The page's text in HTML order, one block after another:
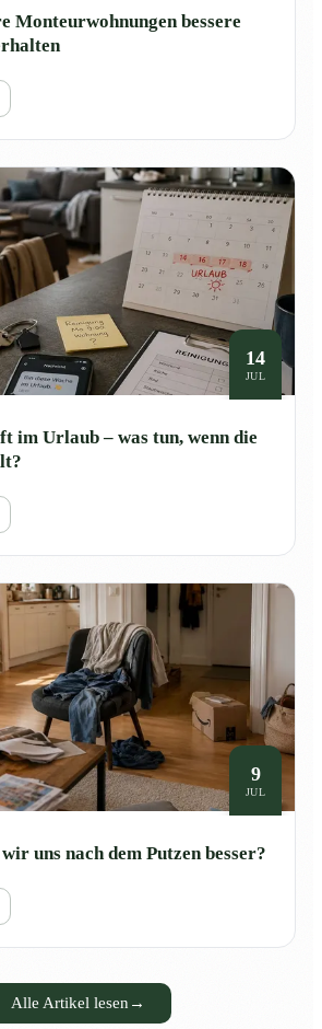
Monteurwohnungen bessere
14
JUL
im Urlaub – was tun, wenn die
9
JUL
uns nach dem Putzen besser?
Alle Artikel lesen →